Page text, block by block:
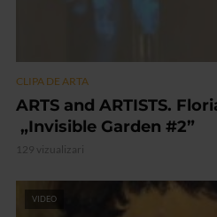
CLIPA DE ARTA
ARTS and ARTISTS.
„Invisible Garden #2”
129 vizualizari
VIDEO